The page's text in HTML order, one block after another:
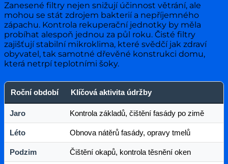
Zanesené filtry nejen snižují účinnost větrání, ale
mohou se stát zdrojem bakterií a nepříjemného
zápachu. Kontrola rekuperační jednotky by měla
probíhat alespoň jednou za půl roku. Čisté filtry
zajišťují stabilní mikroklima, které svědčí jak zdraví
obyvatel, tak samotné dřevěné konstrukci domu,
která netrpí teplotními šoky.
Roční období Klíčová aktivita údržby
Jaro Kontrola základů, čištění fasády po zimě
Léto Obnova nátěrů fasády, opravy tmelů
Podzim Čištění okapů, kontrola těsnění oken